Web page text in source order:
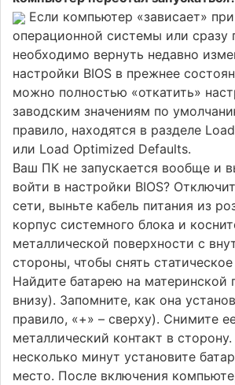
Если компьютер «зависает»
операционной системы или сразу
необходимо вернуть недавно
настройки BIOS в прежнее
можно полностью «откатить»
заводским значениям по
правило, находятся в разделе
или Load Optimized Defaults.
Ваш ПК не запускается вообще и
войти в настройки BIOS?
сети, выньте кабель питания из
корпус системного блока и
металлической поверхности с
стороны, чтобы снять
Найдите батарею на материнской
внизу). Запомните, как она
правило, «+» – сверху). Снимите
металличе­ский контакт в
несколько минут установите
место. После включения